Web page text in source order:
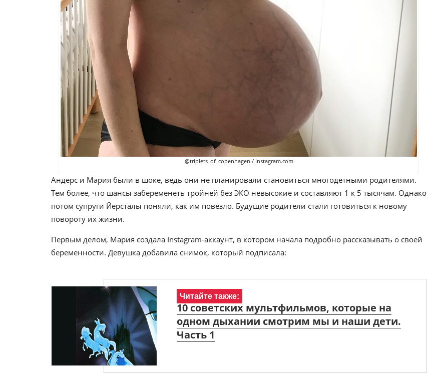
@triplets_of_copenhagen / Instagram.com
Андерс и Мария были в шоке, ведь они не планировали становиться многодетными родителями.
Тем более, что шансы забеременеть тройней без ЭКО невысокие и составляют 1 к 5 тысячам. Однако
потом супруги Йерсталы поняли, как им повезло. Будущие родители стали готовиться к новому
повороту их жизни.
Первым делом, Мария создала Instagram-аккаунт, в котором начала подробно рассказывать о своей
беременности. Девушка добавила снимок, который подписала:
Читайте также:
10 советских мультфильмов, которые на
одном дыхании смотрим мы и наши дети.
Часть 1